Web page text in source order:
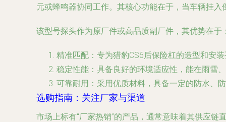
元或蜂鸣器协同工作。其核心功能在于，当车辆挂
该型号探头作为原厂件或高品质副厂件，其优势在于
精准匹配 ：专为猎豹CS6后保险杠的造型和安
稳定性能 ：具备良好的环境适应性，能在雨雪
可靠耐用 ：采用优质材料，具备一定的防水、
选购指南：关注厂家与渠道
市场上标有“厂家热销”的产品，通常意味着其供应